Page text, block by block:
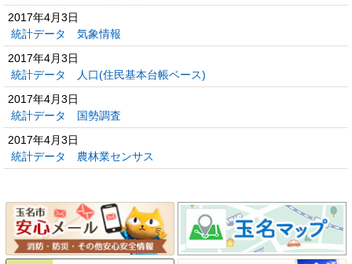
2017年4月3日
統計データ 気象情報
2017年4月3日
統計データ 人口(住民基本台帳ベース)
2017年4月3日
統計データ 国勢調査
2017年4月3日
統計データ 農林業センサス